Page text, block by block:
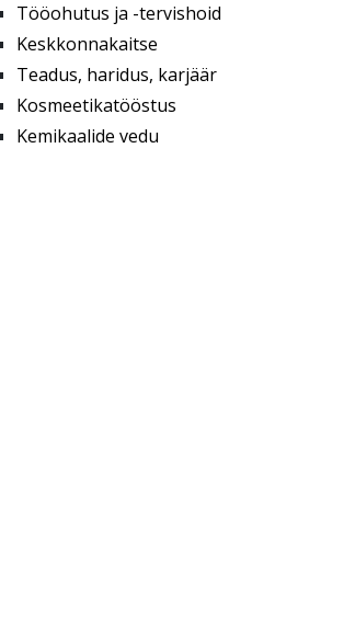
Tööohutus ja -tervishoid
Keskkonnakaitse
Teadus, haridus, karjäär
Kosmeetikatööstus
Kemikaalide vedu